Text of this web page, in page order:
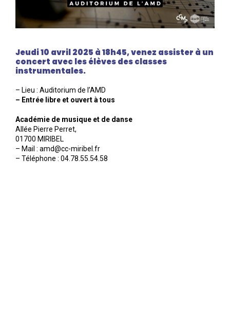
Jeudi 10 avril 2025 à 18h45, venez assister à un
concert avec les élèves des classes
instrumentales.
– Lieu : Auditorium de l’AMD
– Entrée libre et ouvert à tous
Académie de musique et de danse
Allée Pierre Perret,
01700 MIRIBEL
– Mail : amd@cc-miribel.fr
– Téléphone : 04.78.55.54.58